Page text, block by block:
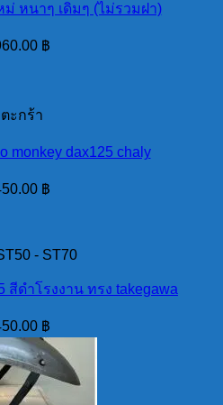
หนาๆ เดิมๆ (ไม่รวมฝา)
฿
ตะกร้า
monkey dax125 chaly
฿
- ST70
สีดำโรงงาน ทรง takegawa
฿